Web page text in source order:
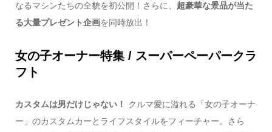
なるマシンたちの全貌を初公開！さらに、 超豪華な景品が当た
る大量プレゼント企画を同時放出！
女の子オーナー特集 / スーパーペーパークラ
フト
カスタムは男だけじゃない！
クルマ愛に溢れる「女の子オーナ
ー」のカスタムカーとライフスタイルをフィーチャー。さら